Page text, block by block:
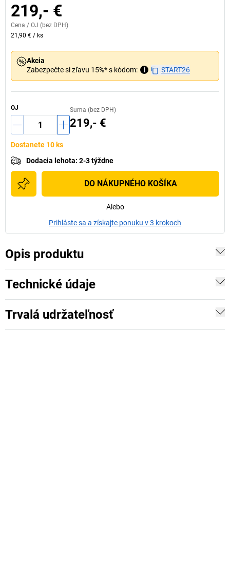
219,- €
Cena / OJ (bez DPH)
21,90 € / ks
Akcia
Zabezpečte si zľavu 15%* s kódom:
i START26
OJ Suma (bez DPH)
219,- €
Dostanete 10 ks
Dodacia lehota: 2-3 týždne
DO NÁKUPNÉHO KOŠÍKA
Alebo
Prihláste sa a získajte ponuku v 3 krokoch
Opis produktu
Technické údaje
Trvalá udržateľnosť